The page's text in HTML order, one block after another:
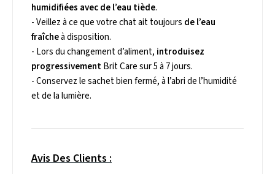
humidifiées avec de l’eau tiède.
- Veillez à ce que votre chat ait toujours de l’eau
fraîcheà disposition.
- Lors du changement d’aliment, introduisez
progressivementBrit Care sur 5 à 7 jours.
- Conservez le sachet bien fermé, à l’abri de l’humidité
et de la lumière.
Avis Des Clients :